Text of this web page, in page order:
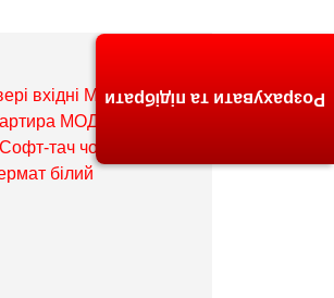
Розрахувати та підібрати